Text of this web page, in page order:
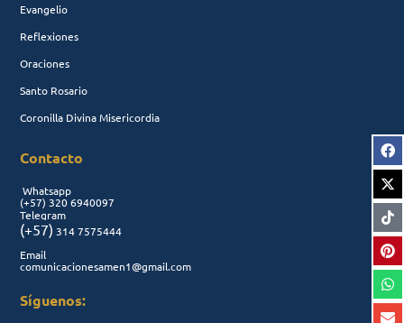
Evangelio
Reflexiones
Oraciones
Santo Rosario
Coronilla Divina Misericordia
Contacto
Whatsapp
(+57) 320 6940097
Telegram
(+57) 314 7575444
Email
comunicacionesamen1@gmail.com
Síguenos: